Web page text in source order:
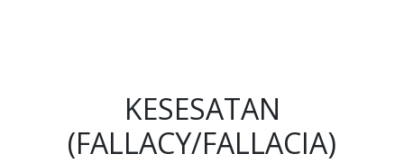
KESESATAN
(FALLACY/FALLACIA)